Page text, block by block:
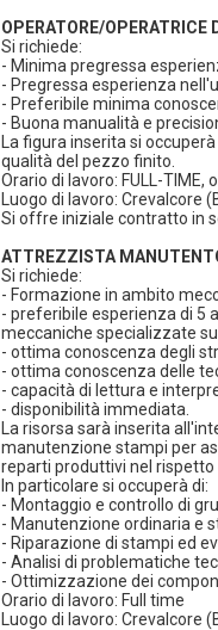
OPERATORE/OPERATRICE
Si richiede:
- Minima pregressa
- Pregressa esperienza
- Preferibile minima
- Buona manualità e
La figura inserita si
qualità del pezzo finito.
Orario di lavoro: FULL-TIME,
Luogo di lavoro: Crevalcore
Si offre iniziale contratto in
ATTREZZISTA
Si richiede:
- Formazione in ambito
- preferibile esperienza di 5
meccaniche specializzate
- ottima conoscenza degli
- ottima conoscenza delle
- capacità di lettura e
- disponibilità immediata.
La risorsa sarà inserita
manutenzione stampi per
reparti produttivi nel rispetto
In particolare si occuperà di:
- Montaggio e controllo di
- Manutenzione ordinaria e
- Riparazione di stampi ed
- Analisi di problematiche
- Ottimizzazione dei
Orario di lavoro: Full time
Luogo di lavoro: Crevalcore